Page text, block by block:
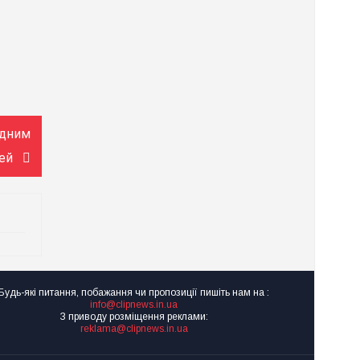
Будь-які питання, побажання чи пропозиції пишіть нам на :
info@clipnews.in.ua
З приводу розміщення реклами:
reklama@clipnews.in.ua